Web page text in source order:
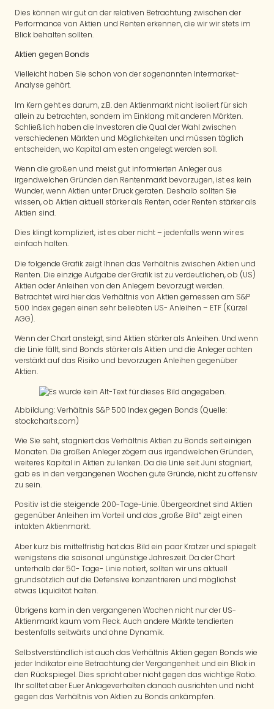
Dies können wir gut an der relativen Betrachtung zwischen der
Performance von Aktien und Renten erkennen, die wir wir stets im
Blick behalten sollten.
Aktien gegen Bonds
Vielleicht haben Sie schon von der sogenannten Intermarket-
Analyse gehört.
Im Kern geht es darum, z.B. den Aktienmarkt nicht isoliert für sich
allein zu betrachten, sondern im Einklang mit anderen Märkten.
Schließlich haben die Investoren die Qual der Wahl zwischen
verschiedenen Märkten und Möglichkeiten und müssen täglich
entscheiden, wo Kapital am esten angelegt werden soll.
Wenn die großen und meist gut informierten Anleger aus
irgendwelchen Gründen den Rentenmarkt bevorzugen, ist es kein
Wunder, wenn Aktien unter Druck geraten. Deshalb sollten Sie
wissen, ob Aktien aktuell stärker als Renten, oder Renten stärker als
Aktien sind.
Dies klingt kompliziert, ist es aber nicht – jedenfalls wenn wir es
einfach halten.
Die folgende Grafik zeigt Ihnen das Verhältnis zwischen Aktien und
Renten. Die einzige Aufgabe der Grafik ist zu verdeutlichen, ob (US)
Aktien oder Anleihen von den Anlegern bevorzugt werden.
Betrachtet wird hier das Verhältnis von Aktien gemessen am S&P
500 Index gegen einen sehr beliebten US- Anleihen – ETF (Kürzel
AGG).
Wenn der Chart ansteigt, sind Aktien stärker als Anleihen. Und wenn
die Linie fällt, sind Bonds stärker als Aktien und die Anleger achten
verstärkt auf das Risiko und bevorzugen Anleihen gegenüber
Aktien.
Abbildung: Verhältnis S&P 500 Index gegen Bonds (Quelle:
stockcharts.com)
Wie Sie seht, stagniert das Verhältnis Aktien zu Bonds seit einigen
Monaten. Die großen Anleger zögern aus irgendwelchen Gründen,
weiteres Kapital in Aktien zu lenken. Da die Linie seit Juni stagniert,
gab es in den vergangenen Wochen gute Gründe, nicht zu offensiv
zu sein.
Positiv ist die steigende 200-Tage-Linie. Übergeordnet sind Aktien
gegenüber Anleihen im Vorteil und das „große Bild“ zeigt einen
intakten Aktienmarkt.
Aber kurz bis mittelfristig hat das Bild ein paar Kratzer und spiegelt
wenigstens die saisonal ungünstige Jahreszeit. Da der Chart
unterhalb der 50- Tage- Linie notiert, sollten wir uns aktuell
grundsätzlich auf die Defensive konzentrieren und möglichst
etwas Liquidität halten.
Übrigens kam in den vergangenen Wochen nicht nur der US-
Aktienmarkt kaum vom Fleck. Auch andere Märkte tendierten
bestenfalls seitwärts und ohne Dynamik.
Selbstverständlich ist auch das Verhältnis Aktien gegen Bonds wie
jeder Indikator eine Betrachtung der Vergangenheit und ein Blick in
den Rückspiegel. Dies spricht aber nicht gegen das wichtige Ratio.
Ihr solltet aber Euer Anlageverhalten danach ausrichten und nicht
gegen das Verhältnis von Aktien zu Bonds ankämpfen.